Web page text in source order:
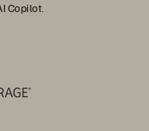
Copilot.